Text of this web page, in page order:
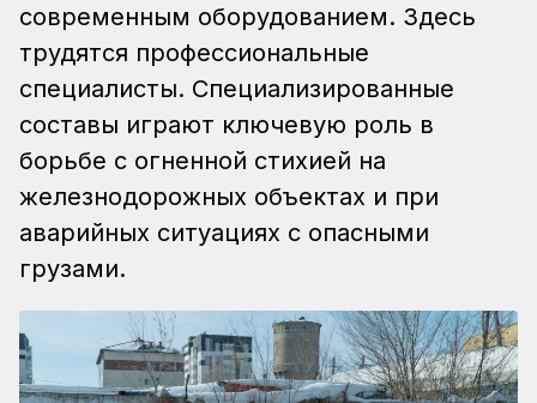
современным оборудованием. Здесь
трудятся профессиональные
специалисты. Специализированные
составы играют ключевую роль в
борьбе с огненной стихией на
железнодорожных объектах и при
аварийных ситуациях с опасными
грузами.